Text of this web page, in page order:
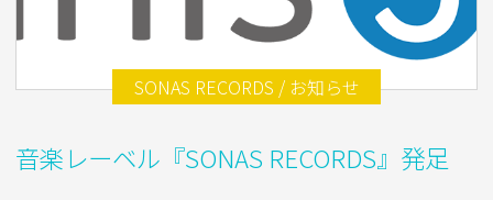
SONAS RECORDS / お知らせ
音楽レーベル『SONAS RECORDS』発足